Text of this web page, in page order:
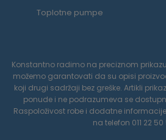
Toplotne pumpe
Konstantno radimo na preciznom
možemo garantovati da su opisi
koji drugi sadržaji bez greške. Artikli
ponude i ne podrazumeva se
Raspoloživost robe i dodatne
na telefon 011 22 50